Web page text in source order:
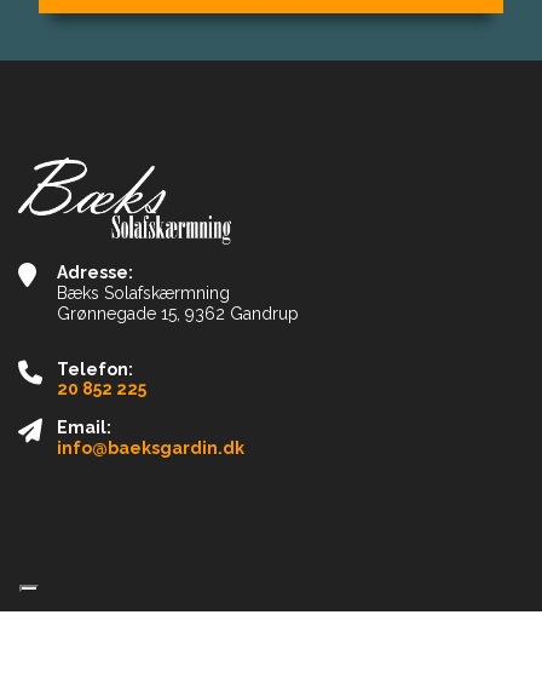
Adresse:
Bæks Solafskærmning
Grønnegade 15, 9362 Gandrup
Telefon:
20 852 225
Email:
info@baeksgardin.dk
Cookiepolitik